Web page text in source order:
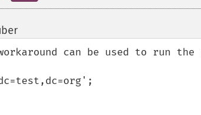
¶
can be used to run the